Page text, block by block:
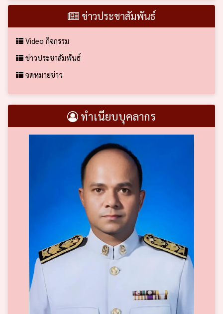
ข่าวประชาสัมพันธ์
Video กิจกรรม
ข่าวประชาสัมพันธ์
จดหมายข่าว
ทำเนียบบุคลากร